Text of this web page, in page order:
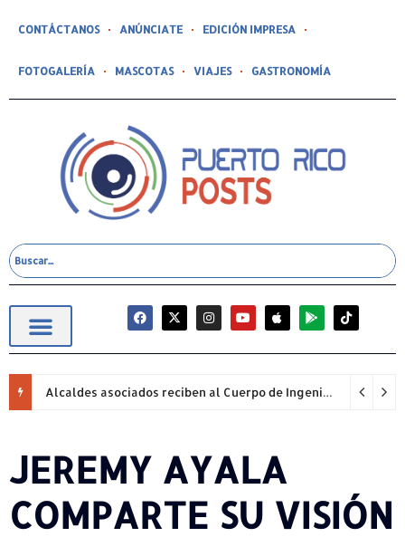
CONTÁCTANOS ANÚNCIATE EDICIÓN IMPRESA
FOTOGALERÍA MASCOTAS VIAJES GASTRONOMÍA
Alcaldes asociados reciben al Cuerpo de Ingenieros (USACE) para proyectos pendientes.
JEREMY AYALA
COMPARTE SU VISIÓN